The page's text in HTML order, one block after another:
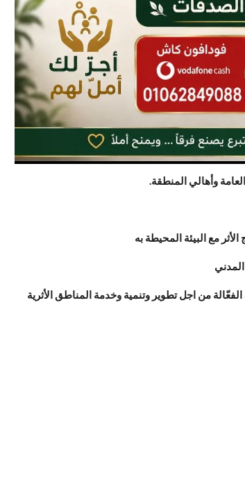
وأهالي المنطقة.
مع البيئة المحيطة به
من اجل تطوير وتنمية وخدمة المناطق الأثرية